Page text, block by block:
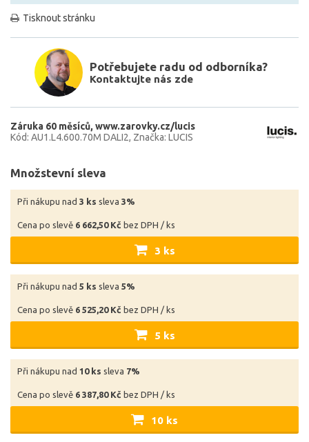
Tisknout stránku
Potřebujete radu od odborníka?
Kontaktujte nás zde
Záruka 60 měsíců www.zarovky.cz/lucis
Kód: AU1.L4.600.70M DALI2 Značka: LUCIS
Množstevní sleva
Při nákupu nad 3 ks sleva 3%
Cena po slevě 6 662,50 Kč bez DPH / ks
3 ks
Při nákupu nad 5 ks sleva 5%
Cena po slevě 6 525,20 Kč bez DPH / ks
5 ks
Při nákupu nad 10 ks sleva 7%
Cena po slevě 6 387,80 Kč bez DPH / ks
10 ks